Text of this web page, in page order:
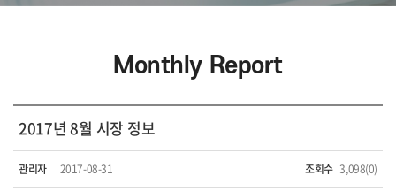
Monthly Report
2017년 8월 시장 정보
관리자 2017-08-31 조회수 3,098(0)